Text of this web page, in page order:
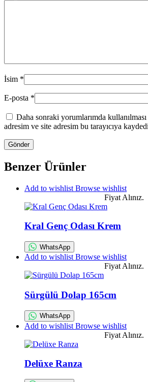
İsim *
E-posta *
Daha sonraki yorumlarımda
adresim ve site adresim bu tarayıcıya
Benzer Ürünler
Add to wishlist Browse wishlist
Fiyat Alınız.
Kral Genç Odası Krem
WhatsApp
Add to wishlist Browse wishlist
Fiyat Alınız.
Sürgülü Dolap 165cm
WhatsApp
Add to wishlist Browse wishlist
Fiyat Alınız.
Delüxe Ranza